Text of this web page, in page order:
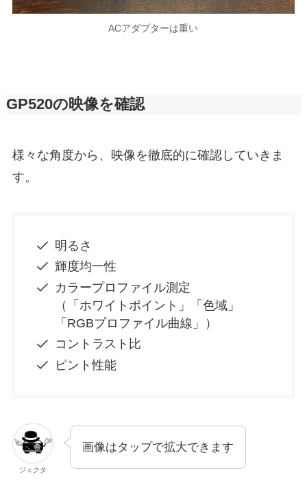
ACアダプターは重い
GP520の映像を確認
様々な角度から、映像を徹底的に確認していきま
す。
明るさ
輝度均一性
カラープロファイル測定
（「ホワイトポイント」「色域」
「RGBプロファイル曲線」）
コントラスト比
ピント性能
ジェクタ
画像はタップで拡大できます